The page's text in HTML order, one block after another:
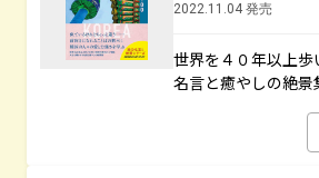
2022.11.04 発売
世界を４０年以上
名言と癒やしの絶景